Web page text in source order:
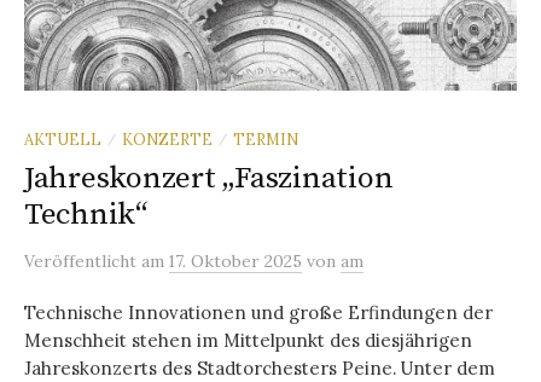
AKTUELL / KONZERTE / TERMIN
Jahreskonzert „Faszination
Technik“
Veröffentlicht am 17. Oktober 2025 von am
Technische Innovationen und große Erfindungen der
Menschheit stehen im Mittelpunkt des diesjährigen
Jahreskonzerts des Stadtorchesters Peine. Unter dem